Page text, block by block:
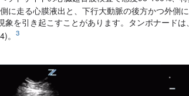
に走る心膜液出と、下行大動脈の後方かつ外側
を引き起こすことがあります。タンポナード
。
3